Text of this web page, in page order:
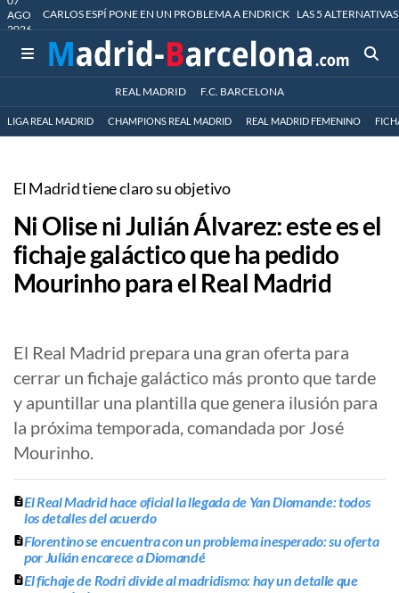
AGO
2026
CARLOS ESPÍ PONE EN UN PROBLEMA A ENDRICK LAS 5
REAL MADRID F.C. BARCELONA
LIGA REAL MADRID CHAMPIONS REAL MADRID REAL MADRID FEMENINO
El Madrid tiene claro su objetivo
Ni Olise ni Julián Álvarez: este es el
fichaje galáctico que ha pedido
Mourinho para el Real Madrid
El Real Madrid prepara una gran oferta para
cerrar un fichaje galáctico más pronto que tarde
y apuntillar una plantilla que genera ilusión para
la próxima temporada, comandada por José
Mourinho.
El Real Madrid hace oficial la llegada de Yan Diomande: todos
los detalles del acuerdo
Florentino se encuentra con un problema inesperado: su oferta
por Julián encarece a Diomandé
El fichaje de Rodri divide al madridismo: hay un detalle que